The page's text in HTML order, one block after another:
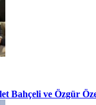
Bahçeli ve Özgür